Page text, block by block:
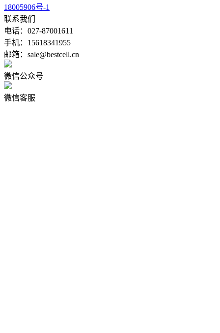
18005906号-1
联系我们
电话：027-87001611
手机：15618341955
邮箱：sale@bestcell.cn
微信公众号
微信客服